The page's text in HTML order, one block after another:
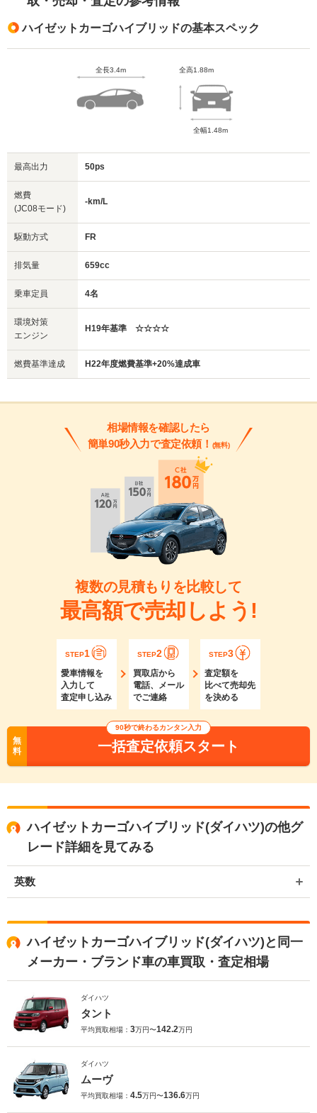
ハイゼットカーゴハイブリッドの基本スペック
全長3.4m 全高1.88m
全幅1.48m
最高出力 50ps
燃費
(JC08モード)
-km/L
駆動方式 FR
排気量 659cc
乗車定員 4名
環境対策
エンジン
H19年基準 ☆☆☆☆
燃費基準達成 H22年度燃費基準+20%達成車
相場情報を確認したら
簡単90秒入力で査定依頼！ (無料)
複数の見積もりを比較して
最高額で売却しよう!
STEP1
愛車情報を
入力して
査定申し込み
STEP2
買取店から
電話、メール
でご連絡
STEP3
査定額を
比べて売却先
を決める
無
料
90秒で終わるカンタン入力
一括査定依頼スタート
ハイゼットカーゴハイブリッド(ダイハツ)の他グ
レード詳細を見てみる
英数
ハイゼットカーゴハイブリッド(ダイハツ)と同一
メーカー・ブランド車の車買取・査定相場
ダイハツ
タント
平均買取相場： 3万円〜142.2万円
ダイハツ
ムーヴ
平均買取相場： 4.5万円〜136.6万円